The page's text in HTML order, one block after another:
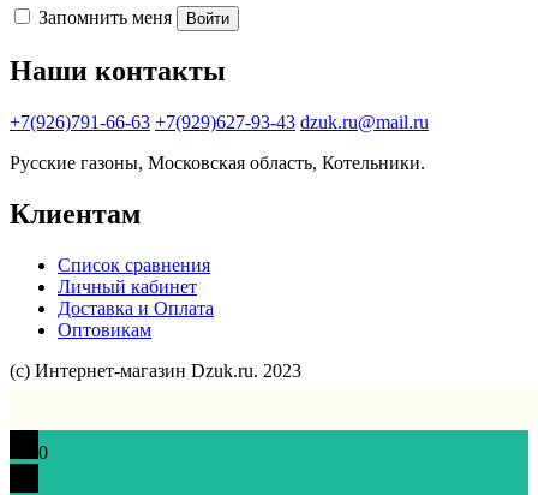
Запомнить меня Войти
Наши контакты
+7(926)791-66-63 +7(929)627-93-43 dzuk.ru@mail.ru
Русские газоны, Московская область, Котельники.
Клиентам
Список сравнения
Личный кабинет
Доставка и Оплата
Оптовикам
(с) Интернет-магазин Dzuk.ru. 2023
0